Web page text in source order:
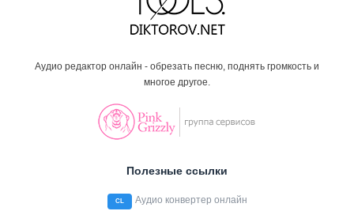
Аудио редактор онлайн - обрезать песню, поднять громкость и
многое другое.
Полезные ссылки
CL Аудио конвертер онлайн